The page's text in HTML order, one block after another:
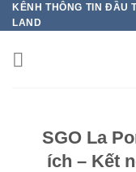
Bỏ
qua
nội
dung
KÊNH THÔNG TIN ĐẦU
LAND
SGO La
ích – Kết